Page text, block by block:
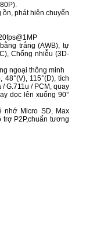
phát hiện chuyển
trắng (AWB), tự
Chống nhiễu (3D-
ngoại thông minh
115°(D), tích
G.711u / PCM, quay
dọc lên xuống 90°
nhớ Micro SD, Max
trợ P2P,chuẩn tương